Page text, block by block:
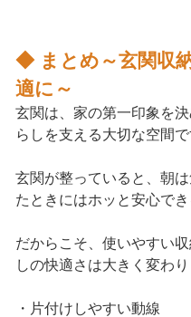
◆ まとめ～玄関収
適に～
玄関は、家の第一印象を
らしを支える大切な空間で
玄関が整っていると、朝
たときにはホッと安心でき
だからこそ、使いやすい
しの快適さは大きく変わり
・片付けしやすい動線